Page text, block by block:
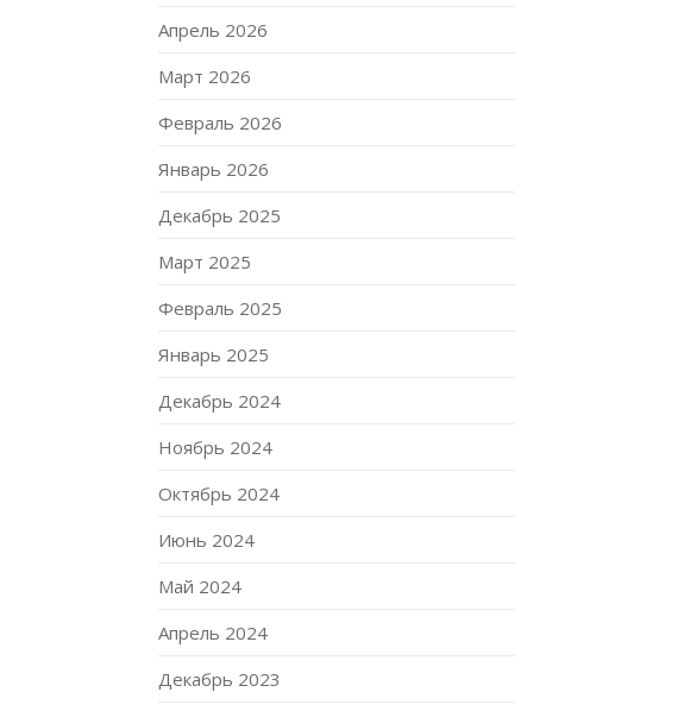
Апрель 2026
Март 2026
Февраль 2026
Январь 2026
Декабрь 2025
Март 2025
Февраль 2025
Январь 2025
Декабрь 2024
Ноябрь 2024
Октябрь 2024
Июнь 2024
Май 2024
Апрель 2024
Декабрь 2023